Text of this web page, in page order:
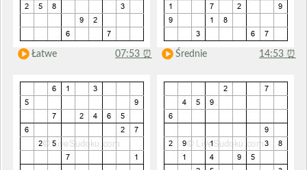
Łatwe 07:53 ⏰ Średnie 14:53 ⏰